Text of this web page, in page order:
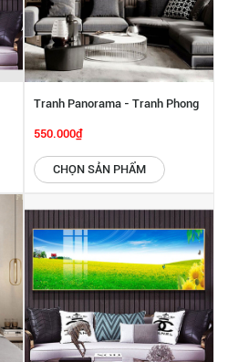
Tranh Panorama - Tranh Phong
Cảnh Biển SGP 6142242
550.000₫
CHỌN SẢN PHẨM